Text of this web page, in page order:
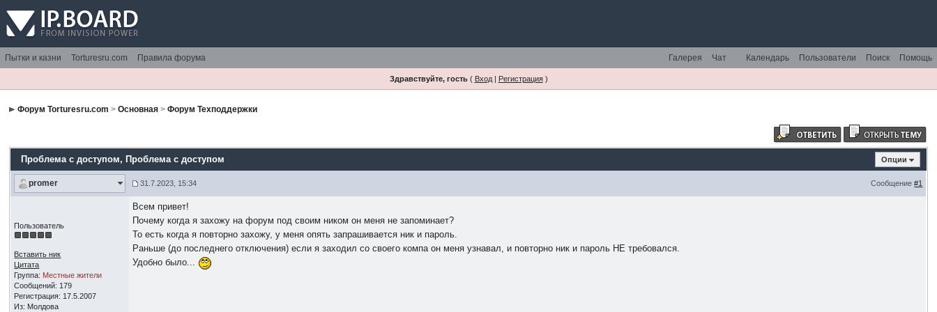
Пытки и казни Torturesru.com Правила форума Помощь
Поиск
Пользователи
Календарь
Чат
Галерея
Здравствуйте, гость( Вход| Регистрация)
Форум Torturesru.com >Основная >Форум Техподдержки
Проблема с доступом, Проблема с доступом Опции
promer 31.7.2023, 15:34 Сообщение#1
Пользователь
Вставить ник
Цитата
Группа: Местные жители
Сообщений: 179
Регистрация: 17.5.2007
Из: Молдова
Всем привет!
Почему когда я захожу на форум под своим ником он меня не запоминает?
То есть когда я повторно захожу, у меня опять запрашивается ник и пароль.
Раньше (до последнего отключения) если я заходил со своего компа он меня узнавал, и повторно ник и пароль НЕ требовался.
Удобно было...